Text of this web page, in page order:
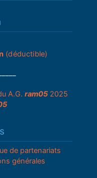
(déductible)
A.G. ram052025
de partenariats
générales